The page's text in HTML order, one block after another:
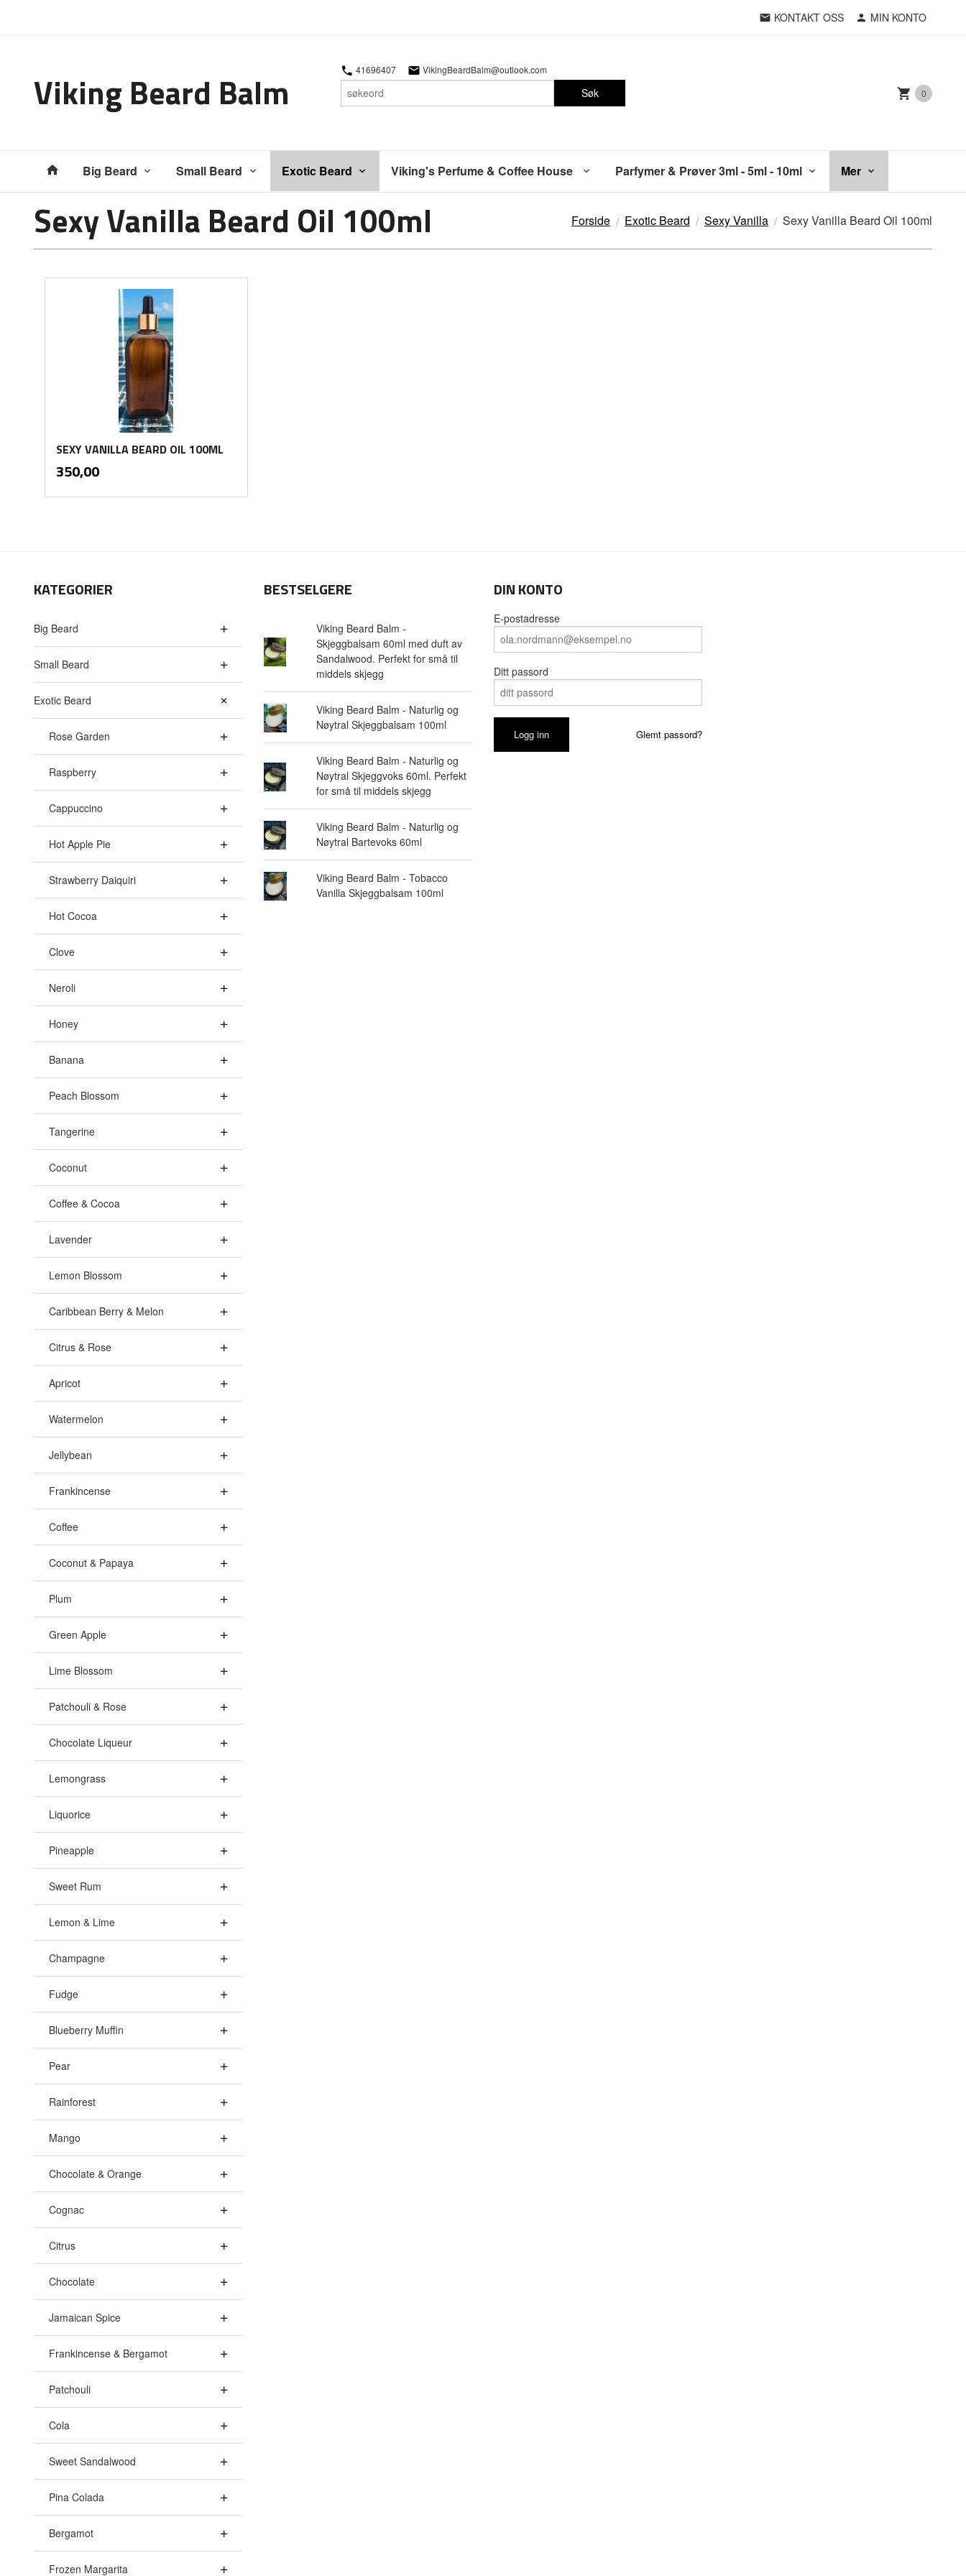
KONTAKT OSS MIN KONTO
Viking Beard Balm 41696407 VikingBeardBalm@outlook.com
Søk 0
Produkter
Big Beard Small Beard Exotic Beard Viking's Perfume & Coffee House Parfymer & Prøver 3ml - 5ml - 10ml Mer
Forside Exotic Beard Sexy Vanilla Sexy Vanilla Beard Oil 100ml
Sexy Vanilla Beard Oil 100ml
SEXY VANILLA BEARD OIL 100ML
Pris
350,00mva.
KATEGORIER
Big Beard
Small Beard
Exotic Beard
Rose Garden
Raspberry
Cappuccino
Hot Apple Pie
Strawberry Daiquiri
Hot Cocoa
Clove
Neroli
Honey
Banana
Peach Blossom
Tangerine
Coconut
Coffee & Cocoa
Lavender
Lemon Blossom
Caribbean Berry & Melon
Citrus & Rose
Apricot
Watermelon
Jellybean
Frankincense
Coffee
Coconut & Papaya
Plum
Green Apple
Lime Blossom
Patchouli & Rose
Chocolate Liqueur
Lemongrass
Liquorice
Pineapple
Sweet Rum
Lemon & Lime
Champagne
Fudge
Blueberry Muffin
Pear
Rainforest
Mango
Chocolate & Orange
Cognac
Citrus
Chocolate
Jamaican Spice
Frankincense & Bergamot
Patchouli
Cola
Sweet Sandalwood
Pina Colada
Bergamot
Frozen Margarita
BESTSELGERE
Viking Beard Balm -
Skjeggbalsam 60ml med duft av
Sandalwood. Perfekt for små til
middels skjegg
Viking Beard Balm - Naturlig og
Nøytral Skjeggbalsam 100ml
Viking Beard Balm - Naturlig og
Nøytral Skjeggvoks 60ml. Perfekt
for små til middels skjegg
Viking Beard Balm - Naturlig og
Nøytral Bartevoks 60ml
Viking Beard Balm - Tobacco
Vanilla Skjeggbalsam 100ml
DIN KONTO
E-postadresse
Ditt passord
Glemt passord?